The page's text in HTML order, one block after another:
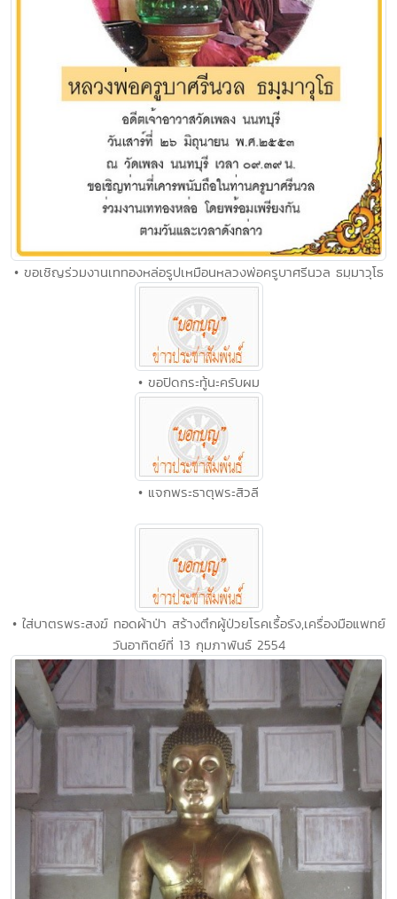
• ขอเชิญร่วมงานเททองหล่อรูปเหมือนหลวงพ่อครูบาศรีนวล ธมฺมาวุโธ
• ขอปิดกระทู้นะครับผม
• แจกพระธาตุพระสิวลี
• ใส่บาตรพระสงฆ์ ทอดผ้าป่า สร้างตึกผู้ป่วยโรคเรื้อรัง,เครื่องมือแพทย์
วันอาทิตย์ที่ 13 กุมภาพันธ์ 2554